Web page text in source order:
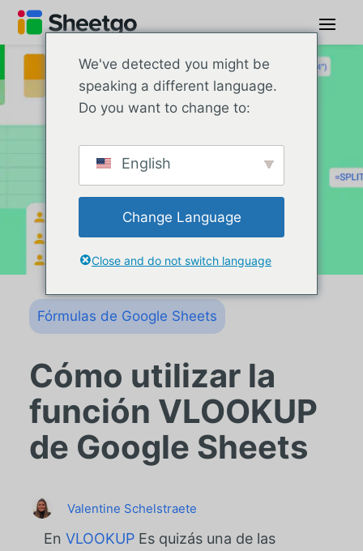
Fórmulas de Google Sheets
Cómo utilizar la
función VLOOKUP
de Google Sheets
Valentine Schelstraete
En VLOOKUPEs quizás una de las
We've detected you might be
speaking a different language.
Do you want to change to:
English
Change Language
Close and do not switch language